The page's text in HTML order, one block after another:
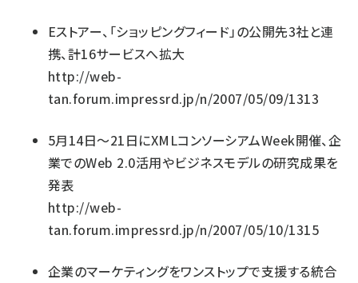
Eストアー、「ショッピングフィード」の公開先3社と連
携、計16サービスへ拡大
http://web-
tan.forum.impressrd.jp/n/2007/05/09/1313
5月14日〜21日にXMLコンソーシアムWeek開催、企
業でのWeb 2.0活用やビジネスモデルの研究成果を
発表
http://web-
tan.forum.impressrd.jp/n/2007/05/10/1315
企業のマーケティングをワンストップで支援する統合